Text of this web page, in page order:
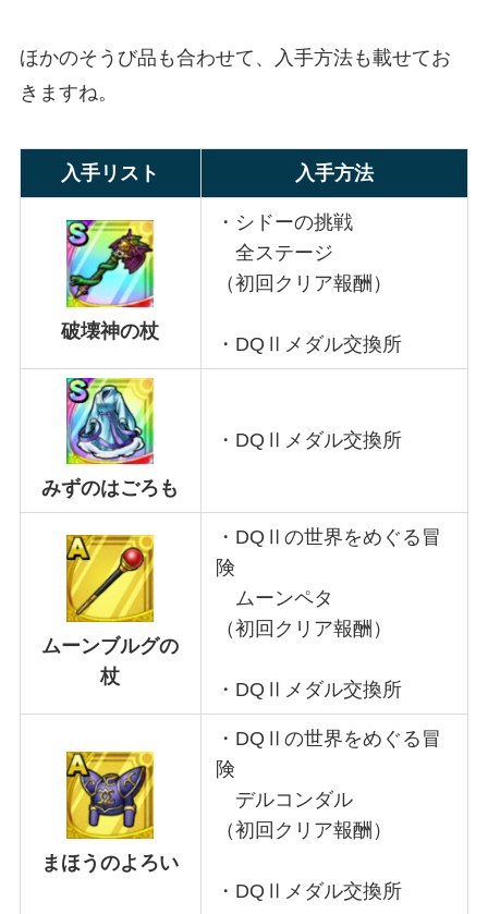
ほかのそうび品も合わせて、入手方法も載せてお
きますね。
入手リスト 入手方法
破壊神の杖
・シドーの挑戦
全ステージ
（初回クリア報酬）
・DQⅡメダル交換所
みずのはごろも
・DQⅡメダル交換所
ムーンブルグの
杖
・DQⅡの世界をめぐる冒
険
ムーンペタ
（初回クリア報酬）
・DQⅡメダル交換所
まほうのよろい
・DQⅡの世界をめぐる冒
険
デルコンダル
（初回クリア報酬）
・DQⅡメダル交換所